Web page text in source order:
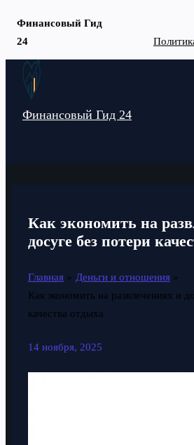
Финансовый Гид
24
Перейти
Финансовый Гид 24
Как экономить на
досуге без потери
Главная
Деньги и отношения
Как экономить на развлечениях и
качества отдыха
14 ноября, 2025